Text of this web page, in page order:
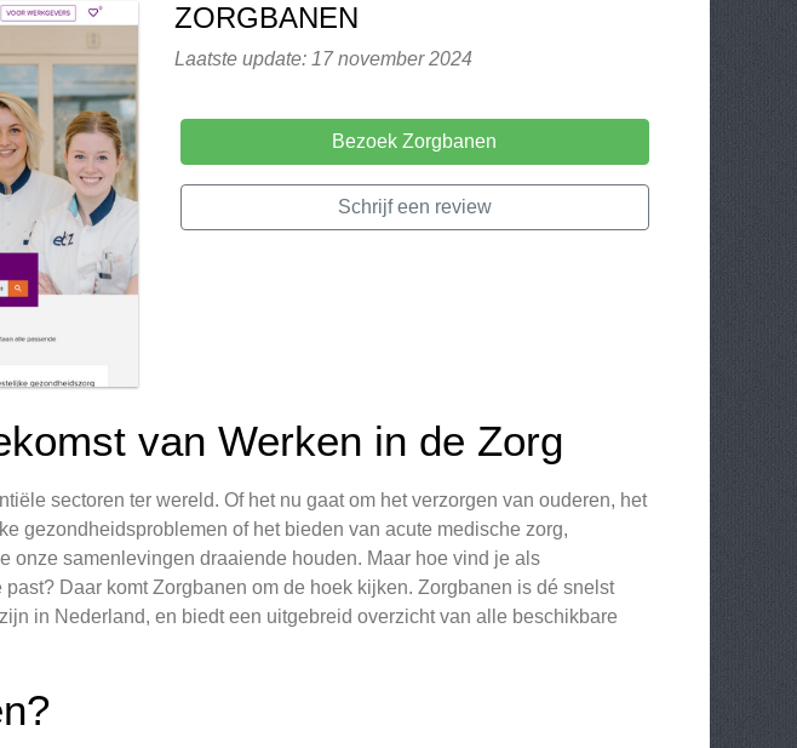
ZORGBANEN
Laatste update: 17 november 2024
Bezoek Zorgbanen
Schrijf een review
van Werken in de Zorg
sectoren ter wereld. Of het nu gaat om het verzorgen van ouderen, het
gezondheidsproblemen of het bieden van acute medische zorg,
onze samenlevingen draaiende houden. Maar hoe vind je als
Daar komt Zorgbanen om de hoek kijken. Zorgbanen is dé snelst
in Nederland, en biedt een uitgebreid overzicht van alle beschikbare